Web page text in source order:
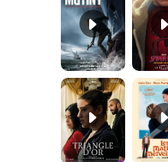
Le Triangle d'or Bande-annonce VF